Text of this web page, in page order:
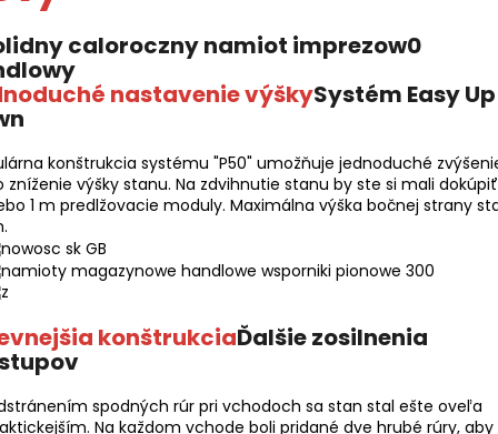
nastavenie výškySystém Easy
konštrukcia systému "P50" umožňuje jednoduché
zníženie výšky stanu. Na zdvihnutie stanu by ste si mali
1 m predlžovacie moduly. Maximálna výška bočnej strany
konštrukciaĎalšie zosilnenia
spodných rúr pri vchodoch sa stan stal ešte oveľa
Na každom vchode boli pridané dve hrubé rúry, aby